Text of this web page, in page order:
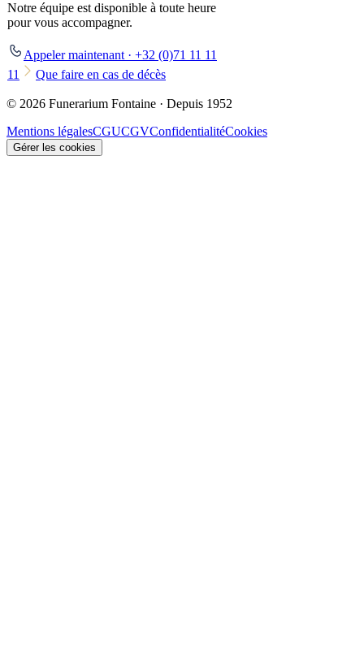
Notre équipe est disponible à toute heure
pour vous accompagner.
Appeler maintenant · +32 (0)71 11 11
11
Que faire en cas de décès
© 2026 Funerarium Fontaine · Depuis 1952
Mentions légalesCGUCGVConfidentialitéCookies
Gérer les cookies